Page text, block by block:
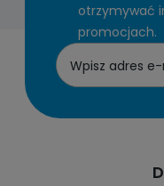
otrzymywać
promocjach.